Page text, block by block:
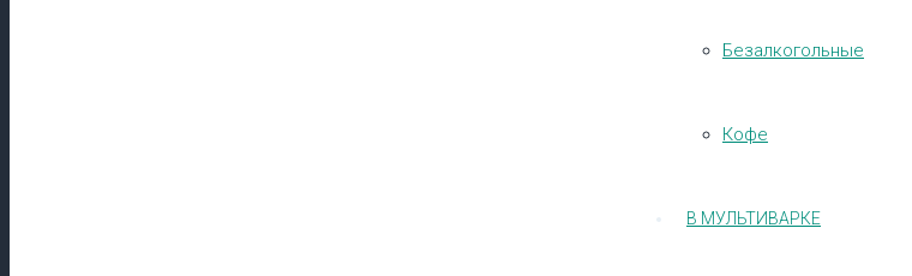
Безалкогольные
Кофе
В МУЛЬТИВАРКЕ